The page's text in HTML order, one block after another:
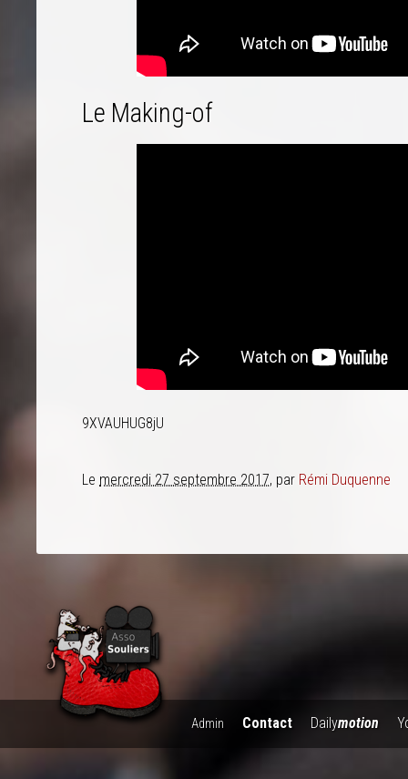
Le Making-of
9XVAUHUG8jU
Le mercredi 27 septembre 2017, par Rémi Duquenne
Admin Contact Dailymotion